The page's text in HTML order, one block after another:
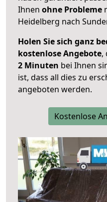
Ihnen ohne Probleme
Heidelberg nach
Holen Sie sich ganz
kostenlose Angebote,
2 Minuten bei Ihnen
ist, dass all dies zu
angeboten werden.
Kostenlose